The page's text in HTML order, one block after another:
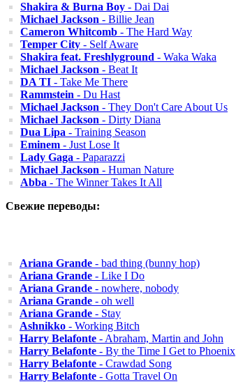
Shakira & Burna Boy - Dai Dai
Michael Jackson - Billie Jean
Cameron Whitcomb - The Hard Way
Temper City - Self Aware
Shakira feat. Freshlyground - Waka Waka
Michael Jackson - Beat It
DA TI - Take Me There
Rammstein - Du Hast
Michael Jackson - They Don't Care About Us
Michael Jackson - Dirty Diana
Dua Lipa - Training Season
Eminem - Just Lose It
Lady Gaga - Paparazzi
Michael Jackson - Human Nature
Abba - The Winner Takes It All
Свежие переводы:
Ariana Grande - bad thing (bunny hop)
Ariana Grande - Like I Do
Ariana Grande - nowhere, nobody
Ariana Grande - oh well
Ariana Grande - Stay
Ashnikko - Working Bitch
Harry Belafonte - Abraham, Martin and John
Harry Belafonte - By the Time I Get to Phoenix
Harry Belafonte - Crawdad Song
Harry Belafonte - Gotta Travel On